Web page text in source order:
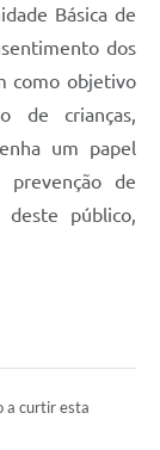
Básica de
dos
como objetivo
de crianças,
um papel
de
deste público,
a curtir esta